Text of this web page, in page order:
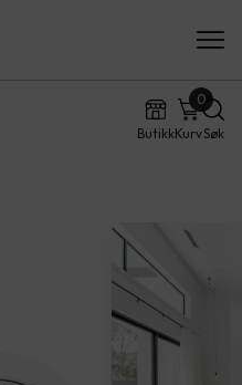
ButikkKurv
0
Søk